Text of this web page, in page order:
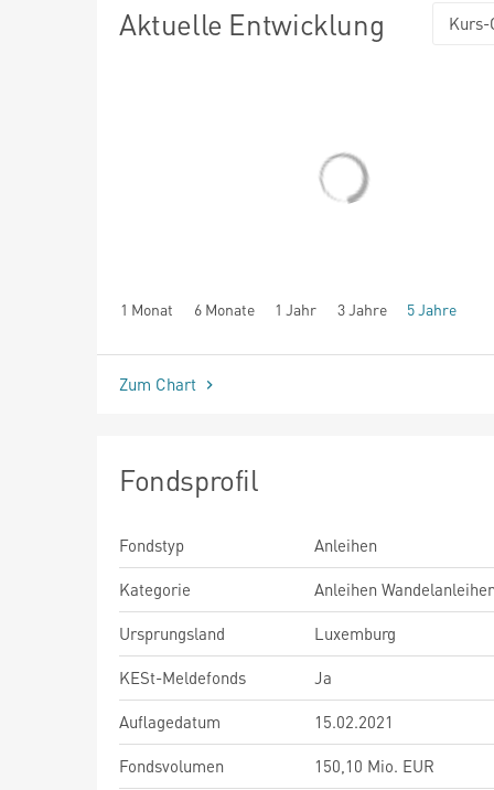
Aktuelle Entwicklung Kurs-
1 Monat 6 Monate 1 Jahr 3 Jahre 5 Jahre
seit Beginn
Zum Chart
Fondsprofil
Fondstyp
Anleihen
Kategorie
Anleihen
Ursprungsland
Luxemburg
KESt-Meldefonds
Ja
Auflagedatum
15.02.2021
Fondsvolumen
150,10 Mio. EUR